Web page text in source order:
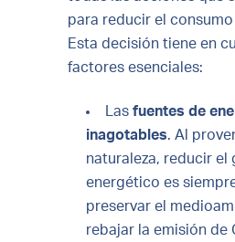
para reducir el
Esta decisión tiene en
factores esenciales:
Las fuentes de
inagotables. Al
naturaleza, reducir el
energético es
preservar el
rebajar la emisión de